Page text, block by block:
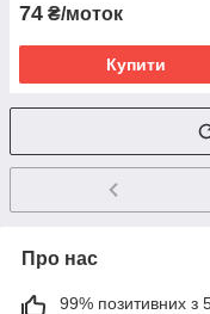
74 ₴/моток
Купити
Про нас
99% позитивних з